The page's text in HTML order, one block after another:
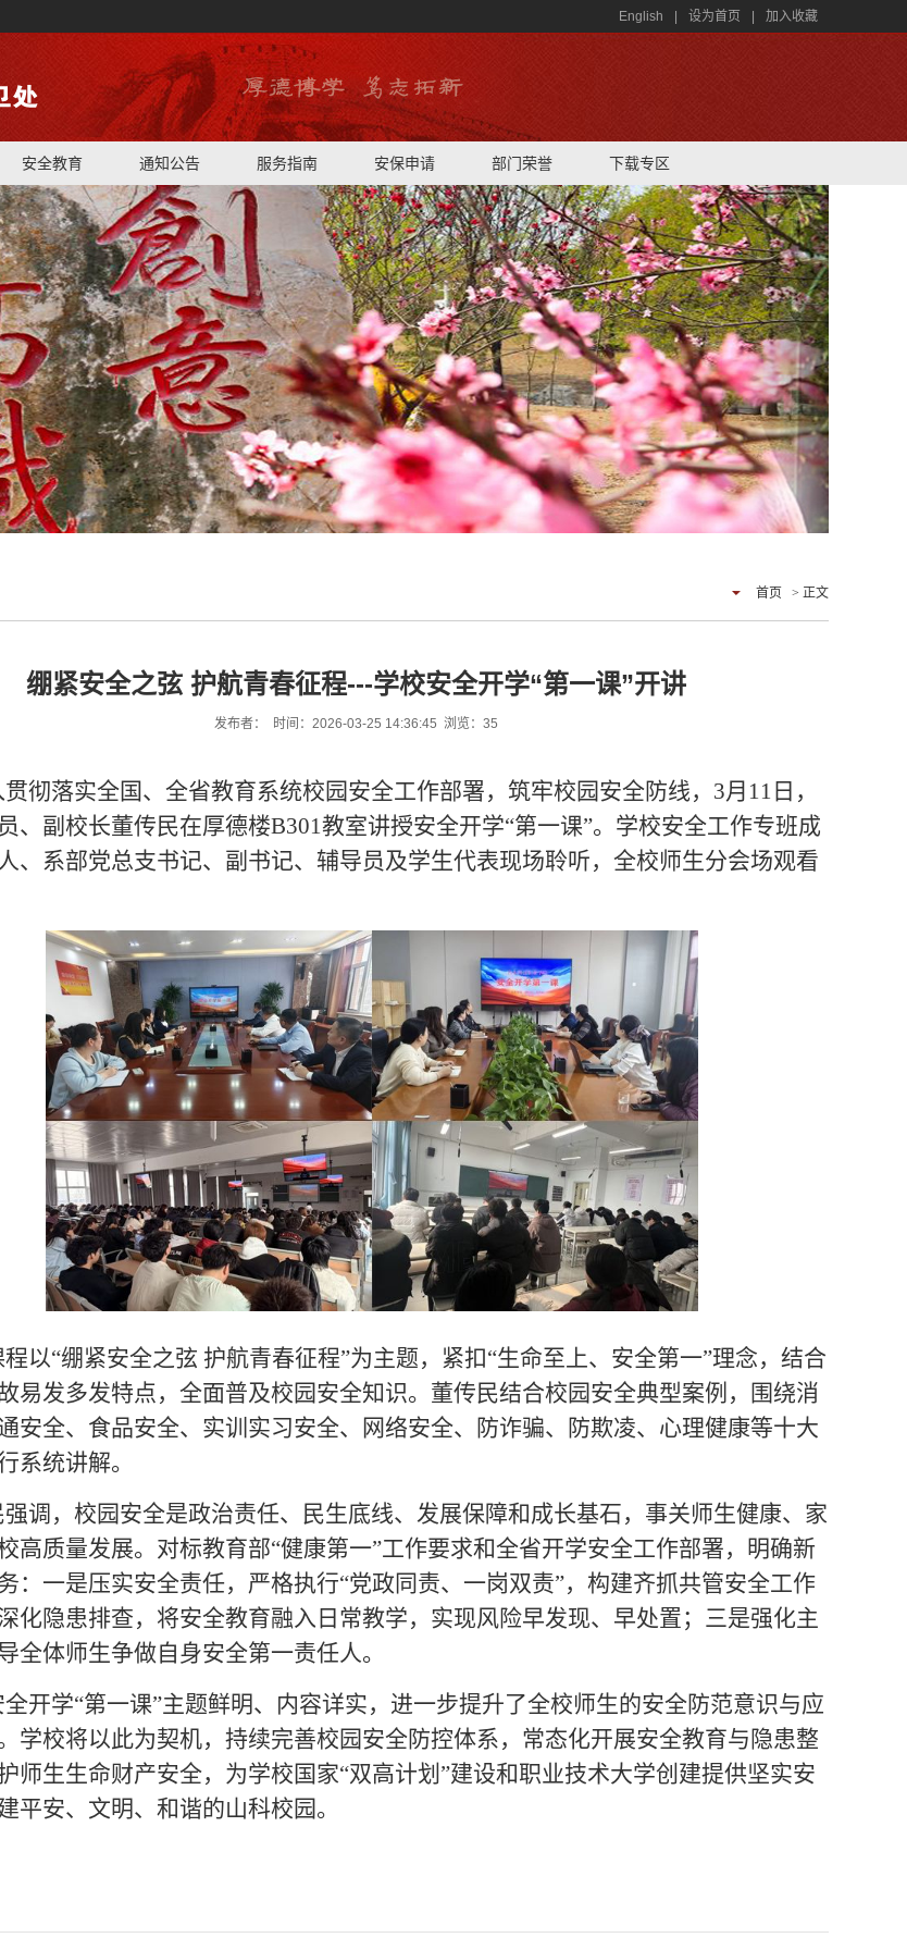
English 设为首页 加入收藏
安全教育 通知公告 服务指南 安保申请 部门荣誉 下载专区
首页 > 正文
绷紧安全之弦 护航青春征程---学校安全开学“第一课”开讲
发布者： 时间：2026-03-25 14:36:45 浏览： 35
彻落实全国、全省教育系统校园安全工作部署，筑牢校园安全防线，3月11日，
、副校长董传民在厚德楼B301教室讲授安全开学“第一课”。学校安全工作专班成
、系部党总支书记、副书记、辅导员及学生代表现场聆听，全校师生分会场观看
以“绷紧安全之弦 护航青春征程”为主题，紧扣“生命至上、安全第一”理念，结合
易发多发特点，全面普及校园安全知识。董传民结合校园安全典型案例，围绕消
安全、食品安全、实训实习安全、网络安全、防诈骗、防欺凌、心理健康等十大
系统讲解。
调，校园安全是政治责任、民生底线、发展保障和成长基石，事关师生健康、家
高质量发展。对标教育部“健康第一”工作要求和全省开学安全工作部署，明确新
：一是压实安全责任，严格执行“党政同责、一岗双责”，构建齐抓共管安全工作
化隐患排查，将安全教育融入日常教学，实现风险早发现、早处置；三是强化主
全体师生争做自身安全第一责任人。
开学“第一课”主题鲜明、内容详实，进一步提升了全校师生的安全防范意识与应
学校将以此为契机，持续完善校园安全防控体系，常态化开展安全教育与隐患整
师生生命财产安全，为学校国家“双高计划”建设和职业技术大学创建提供坚实安
平安、文明、和谐的山科校园。